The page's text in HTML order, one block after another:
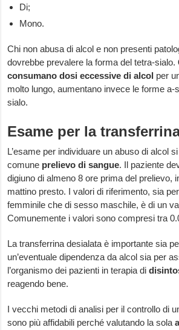
Di;
Mono.
Chi non abusa di alcol e non presenti
dovrebbe prevalere la forma del tetra-sialo.
consumano dosi eccessive di alcol per
molto lungo, aumentano invece le forme a-
sialo.
Esame per la
L’esame per individuare un abuso di alcol
comune prelievo di sangue. Il paziente
digiuno di almeno 8 ore prima del prelievo,
mattino presto. I valori di riferimento, sia
femminile che di sesso maschile, è di un
Comunemente i valori sono compresi tra
La transferrina desialata è importante sia
un’eventuale dipendenza da alcol sia per
l’organismo dei pazienti in terapia di
reagendo bene.
I vecchi metodi di analisi per il controllo di
sono più affidabili perché valutando la sola